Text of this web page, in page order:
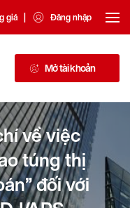
giá | Đăng nhập
Mở tài khoản
về việc
túng thị
đối với